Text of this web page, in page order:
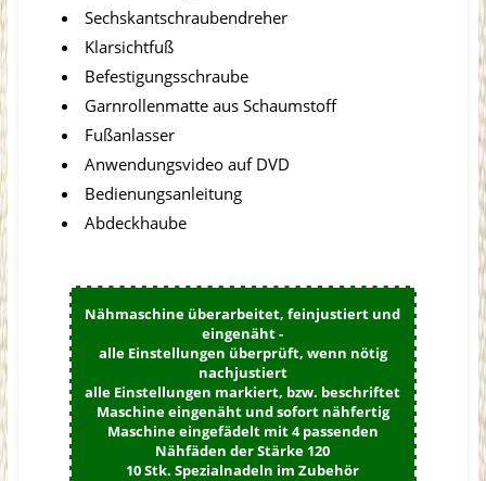
Sechskantschraubendreher
Klarsichtfuß
Befestigungsschraube
Garnrollenmatte aus Schaumstoff
Fußanlasser
Anwendungsvideo auf DVD
Bedienungsanleitung
Abdeckhaube
Nähmaschine überarbeitet, feinjustiert und
eingenäht -
alle Einstellungen überprüft, wenn nötig
nachjustiert
alle Einstellungen markiert, bzw. beschriftet
Maschine eingenäht und sofort nähfertig
Maschine eingefädelt mit 4 passenden
Nähfäden der Stärke 120
10 Stk. Spezialnadeln im Zubehör